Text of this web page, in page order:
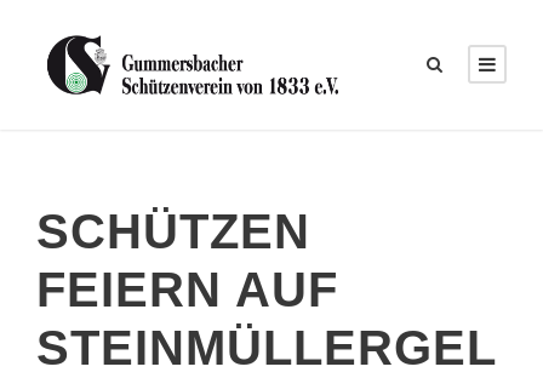
SCHÜTZEN
FEIERN AUF
STEINMÜLLERGEL